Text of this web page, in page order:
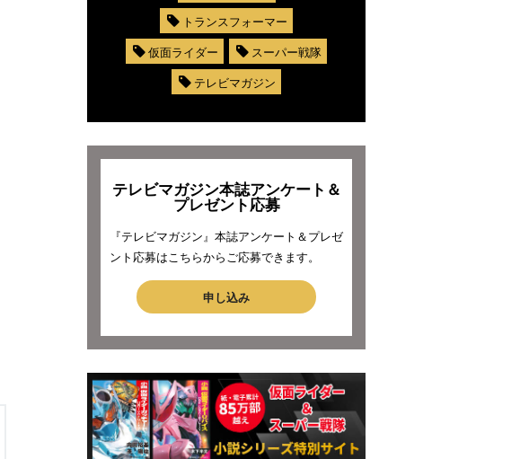
トランスフォーマー
仮面ライダー
スーパー戦隊
テレビマガジン
テレビマガジン本誌アンケート＆
プレゼント応募
『テレビマガジン』本誌アンケート＆プレゼ
ント応募はこちらからご応募できます。
申し込み